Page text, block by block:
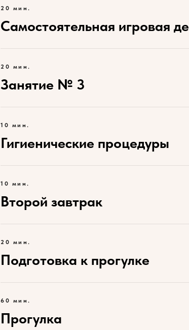
20 мин.
Самостоятельная игровая
20 мин.
Занятие № 3
10 мин.
Гигиенические процедуры
10 мин.
Второй завтрак
20 мин.
Подготовка к прогулке
60 мин.
Прогулка